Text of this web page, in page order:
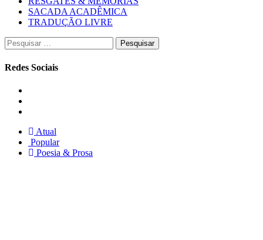
SACADA ACADÊMICA
TRADUÇÃO LIVRE
Pesquisar
por:
Redes Sociais
Atual
Popular
Poesia & Prosa